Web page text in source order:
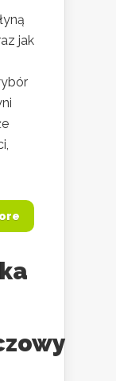
jak